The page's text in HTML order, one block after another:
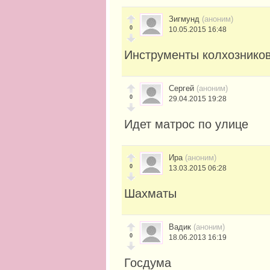
0
Зигмунд (аноним)
10.05.2015 16:48
Инструменты
0
Сергей (аноним)
29.04.2015 19:28
Идет матрос по улице
0
Ира (аноним)
13.03.2015 06:28
Шахматы
0
Вадик (аноним)
18.06.2013 16:19
Госдума